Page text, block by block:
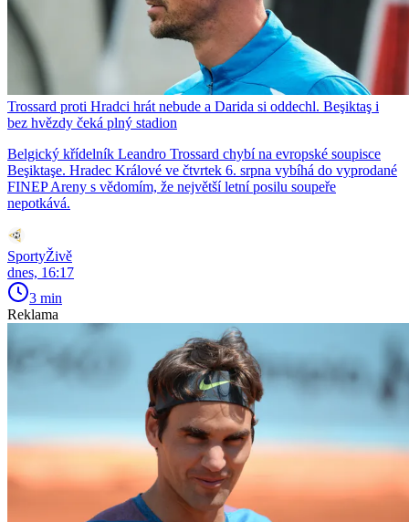
Trossard proti Hradci hrát nebude a Darida si oddechl. Beşiktaş i
bez hvězdy čeká plný stadion
Belgický křídelník Leandro Trossard chybí na evropské soupisce
Beşiktaşe. Hradec Králové ve čtvrtek 6. srpna vybíhá do vyprodané
FINEP Areny s vědomím, že největší letní posilu soupeře
nepotkává.
SportyŽivě
dnes, 16:17
3 min
Reklama